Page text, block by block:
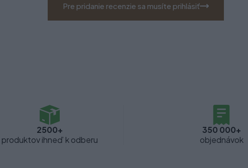
Pre pridanie recenzie sa musíte prihlásiť
2500+
produktov ihneď k odberu
350 000+
objednávok